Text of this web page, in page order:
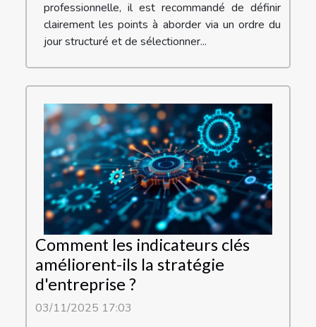
professionnelle, il est recommandé de définir
clairement les points à aborder via un ordre du
jour structuré et de sélectionner...
Comment les indicateurs clés
améliorent-ils la stratégie
d'entreprise ?
03/11/2025 17:03